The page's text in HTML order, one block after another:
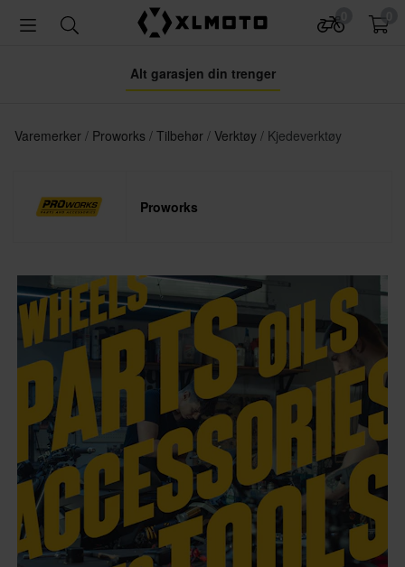
Alt garasjen din trenger
Varemerker Proworks Tilbehør Verktøy Kjedeverktøy
Proworks